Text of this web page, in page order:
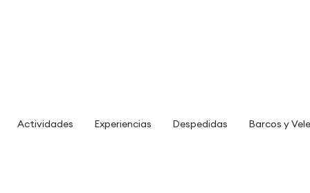
Actividades Experiencias Despedidas Barcos y